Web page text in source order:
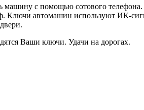
с помощью сотового
Ключи автомашин используют ИК-
Ваши ключи. Удачи на дорогах.